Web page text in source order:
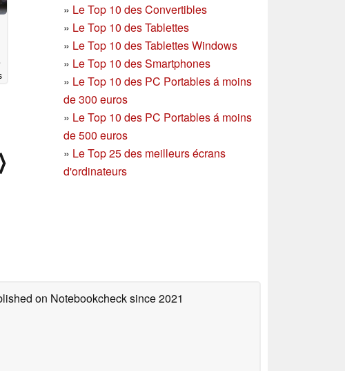
» Le Top 10 des Convertibles
» Le Top 10 des Tablettes
» Le Top 10 des Tablettes Windows
» Le Top 10 des Smartphones
» Le Top 10 des PC Portables á moins
de 300 euros
» Le Top 10 des PC Portables á moins
de 500 euros
» Le Top 25 des meilleurs écrans
d'ordinateurs
on Notebookchecksince 2021